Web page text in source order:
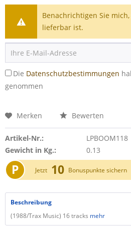
Benachrichtigen Sie
lieferbar ist.
Die Datenschutzbestimmungen
genommen
Merken Bewerten
Artikel-Nr.:
LPBOOM118
Gewicht in Kg.:
0.13
P Jetzt 10 Bonuspunkte sichern
Beschreibung
(1988/Trax Music) 16 tracks mehr